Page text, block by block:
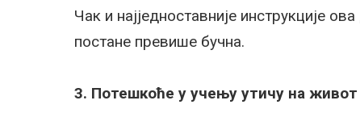
Чак и најједноставније инструкције
постане превише бучна.
3. Потешкоће у учењу утичу на